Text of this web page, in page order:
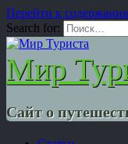
Перейти к
Search for:
Мир
Сайт о